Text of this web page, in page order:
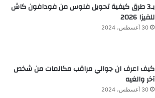
بـ3 طرق كيفية تحويل فلوس من فودافون كاش
للفيزا 2026
30 أغسطس، 2024
كيف اعرف ان جوالي مراقب مكالمات من شخص
آخر والغيه
30 أغسطس، 2024